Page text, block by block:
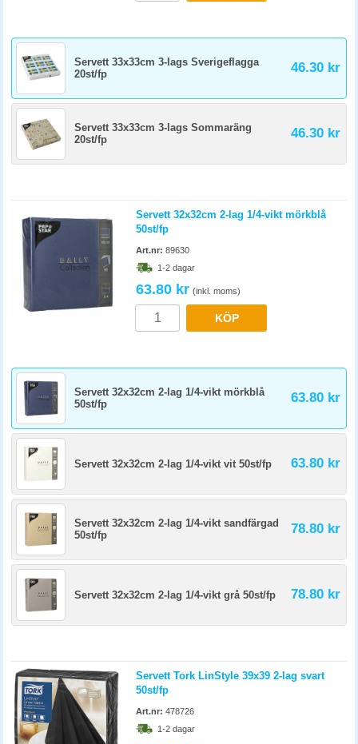
Servett 33x33cm 3-lags Sverigeflagga
20st/fp
46.30 kr
Servett 33x33cm 3-lags Sommaräng
20st/fp
46.30 kr
Servett 32x32cm 2-lag 1/4-vikt mörkblå
50st/fp
Art.nr: 89630
1-2 dagar
63.80 kr (inkl. moms)
KÖP
Servett 32x32cm 2-lag 1/4-vikt mörkblå
50st/fp
63.80 kr
Servett 32x32cm 2-lag 1/4-vikt vit 50st/fp 63.80 kr
Servett 32x32cm 2-lag 1/4-vikt sandfärgad
50st/fp
78.80 kr
Servett 32x32cm 2-lag 1/4-vikt grå 50st/fp 78.80 kr
Servett Tork LinStyle 39x39 2-lag svart
50st/fp
Art.nr: 478726
1-2 dagar